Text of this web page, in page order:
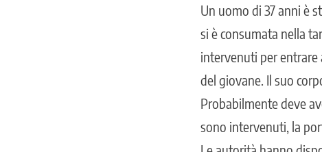
Un uomo di 37 anni è
si è consumata nella
intervenuti per entrare
del giovane. Il suo
Probabilmente deve
sono intervenuti, la